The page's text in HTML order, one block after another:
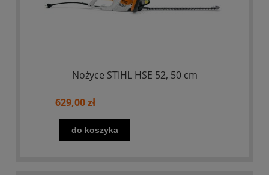
Nożyce STIHL HSE 52, 50 cm
629,00 zł
do koszyka